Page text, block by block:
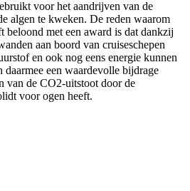
voor het aandrijven van de
algen te kweken. De reden waarom
beloond met een award is dat dankzij
aan boord van cruiseschepen
en ook nog eens energie kunnen
een waardevolle bijdrage
van de CO2-uitstoot door de
voor ogen heeft.